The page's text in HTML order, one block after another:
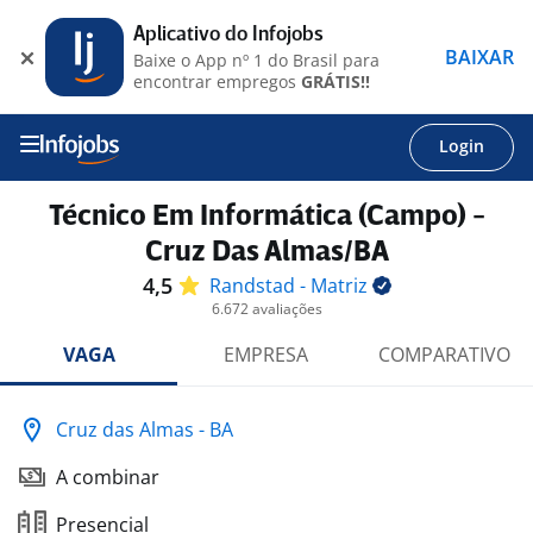
Login
Técnico Em Informática (Campo) -
Cruz Das Almas/BA
4,5 Randstad - Matriz
6.672 avaliações
VAGA EMPRESA COMPARATIVO
Cruz das Almas - BA
A combinar
Presencial
Aplicativo do Infojobs
Baixe o App nº 1 do Brasil para
encontrar empregos GRÁTIS!!
BAIXAR